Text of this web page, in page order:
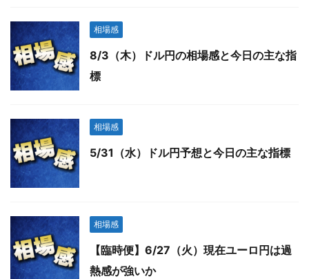
相場感
8/3（木）ドル円の相場感と今日の主な指
標
相場感
5/31（水）ドル円予想と今日の主な指標
相場感
【臨時便】6/27（火）現在ユーロ円は過
熱感が強いか